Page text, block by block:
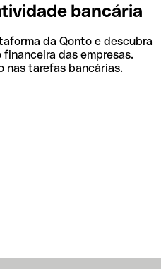
bancária
da Qonto e descubra
das empresas.
nas tarefas bancárias.